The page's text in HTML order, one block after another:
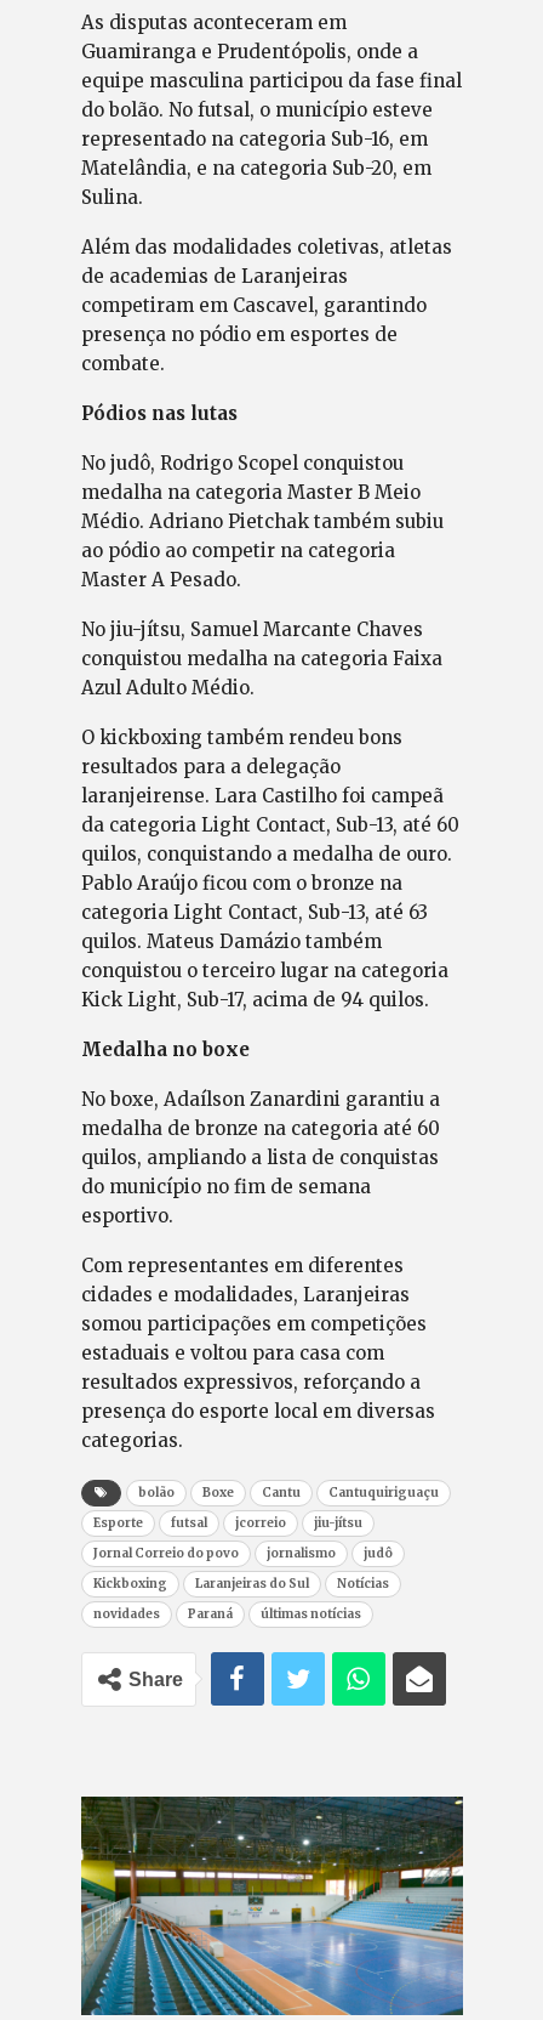
As disputas aconteceram em
Guamiranga e Prudentópolis, onde a
equipe masculina participou da fase final
do bolão. No futsal, o município esteve
representado na categoria Sub-16, em
Matelândia, e na categoria Sub-20, em
Sulina.
Além das modalidades coletivas, atletas
de academias de Laranjeiras
competiram em Cascavel, garantindo
presença no pódio em esportes de
combate.
Pódios nas lutas
No judô, Rodrigo Scopel conquistou
medalha na categoria Master B Meio
Médio. Adriano Pietchak também subiu
ao pódio ao competir na categoria
Master A Pesado.
No jiu-jítsu, Samuel Marcante Chaves
conquistou medalha na categoria Faixa
Azul Adulto Médio.
O kickboxing também rendeu bons
resultados para a delegação
laranjeirense. Lara Castilho foi campeã
da categoria Light Contact, Sub-13, até 60
quilos, conquistando a medalha de ouro.
Pablo Araújo ficou com o bronze na
categoria Light Contact, Sub-13, até 63
quilos. Mateus Damázio também
conquistou o terceiro lugar na categoria
Kick Light, Sub-17, acima de 94 quilos.
Medalha no boxe
No boxe, Adaílson Zanardini garantiu a
medalha de bronze na categoria até 60
quilos, ampliando a lista de conquistas
do município no fim de semana
esportivo.
Com representantes em diferentes
cidades e modalidades, Laranjeiras
somou participações em competições
estaduais e voltou para casa com
resultados expressivos, reforçando a
presença do esporte local em diversas
categorias.
bolão Boxe Cantu
Cantuquiriguaçu
Esporte
futsal jcorreio
jiu-jítsu
Jornal Correio do povo
jornalismo
judô
Kickboxing
Laranjeiras do Sul
Notícias
novidades
Paraná últimas notícias
Share